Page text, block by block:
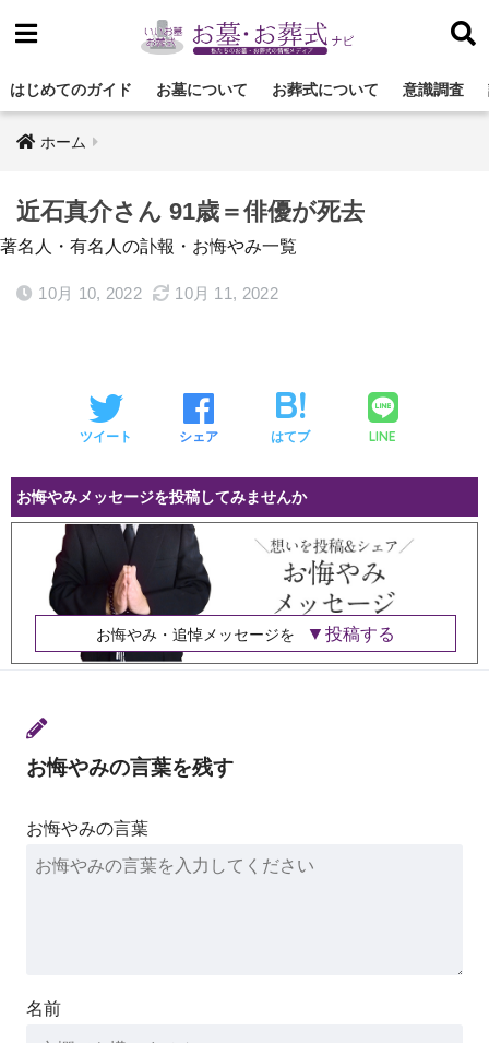
はじめてのガイド お墓について お葬式について 意識調査
ホーム
近石真介さん 91歳＝俳優が死去
著名人・有名人の訃報・お悔やみ一覧
10月 10, 2022 10月 11, 2022
ツイート シェア はてブ LINE
お悔やみメッセージを投稿してみませんか
お悔やみ・追悼メッセージを 投稿する
お悔やみの言葉を残す
お悔やみの言葉
名前